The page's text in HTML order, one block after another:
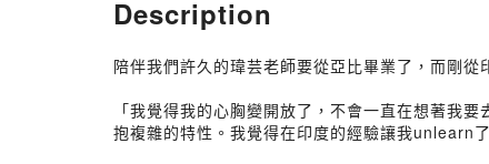
Description
陪伴我們許久的瑋芸老師要從亞比畢業了，而剛
「我覺得我的心胸變開放了，不會一直在想著我
抱複雜的特性。我覺得在印度的經驗讓我unlearn了